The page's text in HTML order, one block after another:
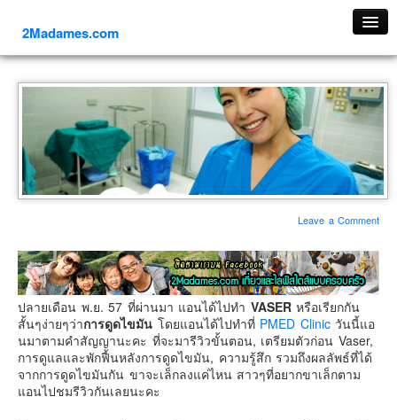
2Madames.com
ภาคเหนือ
ภาคใต้
ภาคตะวันออก
ภาคกลาง
ทริปต่างประเทศ
ยุโรป
รัสเซีย
อิตาลี
ตุรกี-ตุรเคีย
Leave a Comment
ปลายเดือน พ.ย. 57 ที่ผ่านมา แอนได้ไปทำ VASERหรือเรียกกัน
สั้นๆง่ายๆว่าการดูดไขมัน โดยแอนได้ไปทำที่ PMED Clinicวันนี้แอ
นมาตามคำสัญญานะคะ ที่จะมารีวิวขั้นตอน, เตรียมตัวก่อน Vaser,
การดูแลและพักฟื้นหลังการดูดไขมัน, ความรู้สึก รวมถึงผลลัพธ์ที่ได้
จากการดูดไขมันกัน ขาจะเล็กลงแค่ไหน สาวๆที่อยากขาเล็กตาม
แอนไปชมรีวิวกันเลยนะคะ